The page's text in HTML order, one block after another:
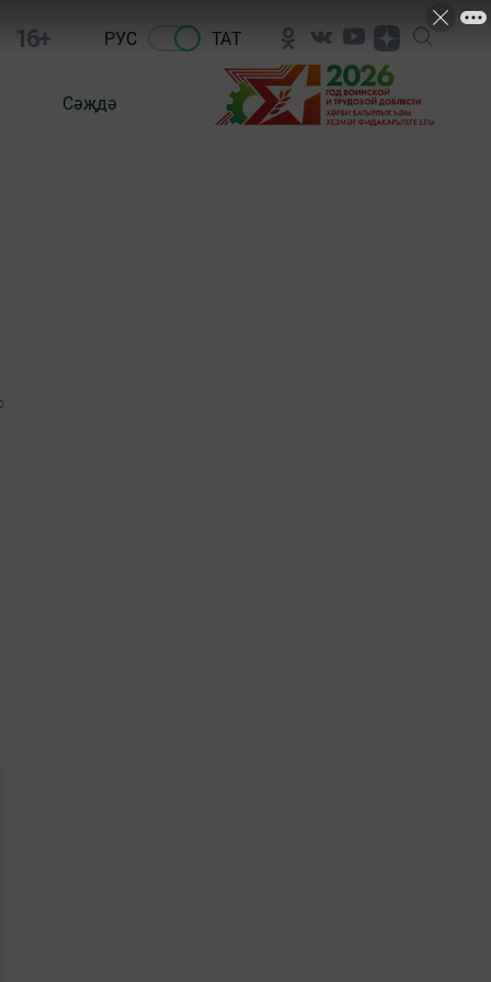
16+ РУС ТАТ
Сәҗдә